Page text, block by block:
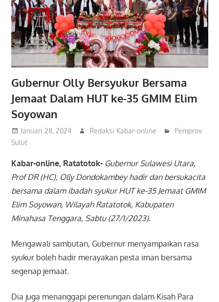
Gubernur Olly Bersyukur Bersama
Jemaat Dalam HUT ke-35 GMIM Elim
Soyowan
Januari 28, 2024 Redaksi Kabar-online
Pemprov
Sulut
Kabar-online, Ratatotok- Gubernur Sulawesi Utara,
Prof DR (HC), Olly Dondokambey hadir dan bersukacita
bersama dalam ibadah syukur HUT ke-35 Jemaat GMIM
Elim Soyowan, Wilayah Ratatotok, Kabupaten
Minahasa Tenggara, Sabtu (27/1/2023).
Mengawali sambutan, Gubernur menyampaikan rasa
syukur boleh hadir merayakan pesta iman bersama
segenap jemaat.
Dia juga menanggapi perenungan dalam Kisah Para